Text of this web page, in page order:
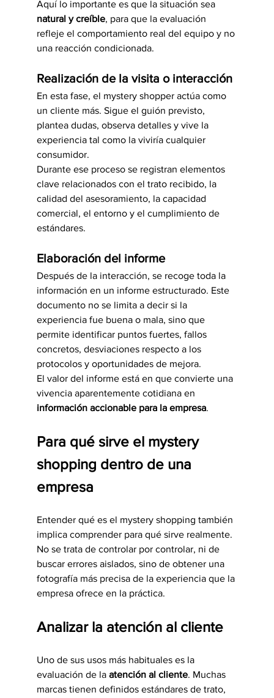
Aquí lo importante es que la situación sea
natural y creíble, para que la evaluación
refleje el comportamiento real del equipo y no
una reacción condicionada.
Realización de la visita o interacción
En esta fase, el mystery shopper actúa como
un cliente más. Sigue el guión previsto,
plantea dudas, observa detalles y vive la
experiencia tal como la viviría cualquier
consumidor.
Durante ese proceso se registran elementos
clave relacionados con el trato recibido, la
calidad del asesoramiento, la capacidad
comercial, el entorno y el cumplimiento de
estándares.
Elaboración del informe
Después de la interacción, se recoge toda la
información en un informe estructurado. Este
documento no se limita a decir si la
experiencia fue buena o mala, sino que
permite identificar puntos fuertes, fallos
concretos, desviaciones respecto a los
protocolos y oportunidades de mejora.
El valor del informe está en que convierte una
vivencia aparentemente cotidiana en
información accionable para la empresa.
Para qué sirve el mystery
shopping dentro de una
empresa
Entender qué es el mystery shopping también
implica comprender para qué sirve realmente.
No se trata de controlar por controlar, ni de
buscar errores aislados, sino de obtener una
fotografía más precisa de la experiencia que la
empresa ofrece en la práctica.
Analizar la atención al cliente
Uno de sus usos más habituales es la
evaluación de la atención al cliente. Muchas
marcas tienen definidos estándares de trato,